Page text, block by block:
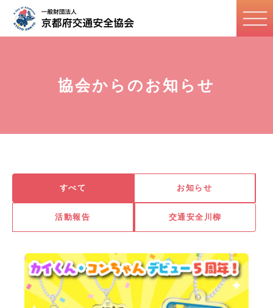
協会からのお知らせ
すべて お知らせ
活動報告 交通安全川柳